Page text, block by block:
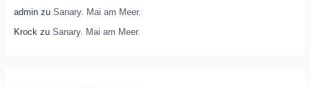
adminzu Sanary. Mai am Meer.
Krock zu Sanary. Mai am Meer.